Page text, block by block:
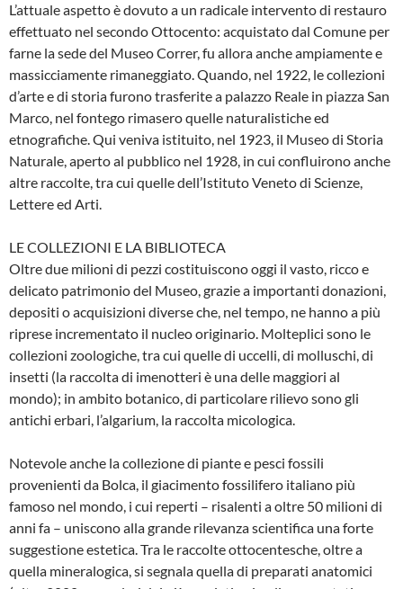
L’attuale aspetto è dovuto a un radicale intervento di restauro
effettuato nel secondo Ottocento: acquistato dal Comune per
farne la sede del Museo Correr, fu allora anche ampiamente e
massicciamente rimaneggiato. Quando, nel 1922, le collezioni
d’arte e di storia furono trasferite a palazzo Reale in piazza San
Marco, nel fontego rimasero quelle naturalistiche ed
etnografiche. Qui veniva istituito, nel 1923, il Museo di Storia
Naturale, aperto al pubblico nel 1928, in cui confluirono anche
altre raccolte, tra cui quelle dell’Istituto Veneto di Scienze,
Lettere ed Arti.
LE COLLEZIONI E LA BIBLIOTECA
Oltre due milioni di pezzi costituiscono oggi il vasto, ricco e
delicato patrimonio del Museo, grazie a importanti donazioni,
depositi o acquisizioni diverse che, nel tempo, ne hanno a più
riprese incrementato il nucleo originario. Molteplici sono le
collezioni zoologiche, tra cui quelle di uccelli, di molluschi, di
insetti (la raccolta di imenotteri è una delle maggiori al
mondo); in ambito botanico, di particolare rilievo sono gli
antichi erbari, l’algarium, la raccolta micologica.
Notevole anche la collezione di piante e pesci fossili
provenienti da Bolca, il giacimento fossilifero italiano più
famoso nel mondo, i cui reperti – risalenti a oltre 50 milioni di
anni fa – uniscono alla grande rilevanza scientifica una forte
suggestione estetica. Tra le raccolte ottocentesche, oltre a
quella mineralogica, si segnala quella di preparati anatomici